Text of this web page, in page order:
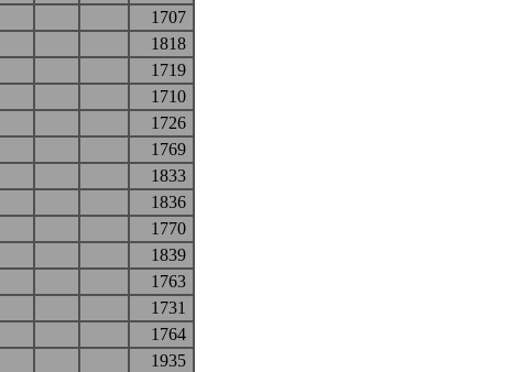
1707
1818
1719
1710
1726
1769
1833
1836
1770
1839
1763
1731
1764
1935